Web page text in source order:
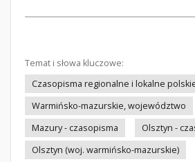
Temat i słowa kluczowe:
Czasopisma regionalne i lokalne
Warmińsko-mazurskie, województwo
Mazury - czasopisma
Olsztyn -
Olsztyn (woj. warmińsko-mazurskie)